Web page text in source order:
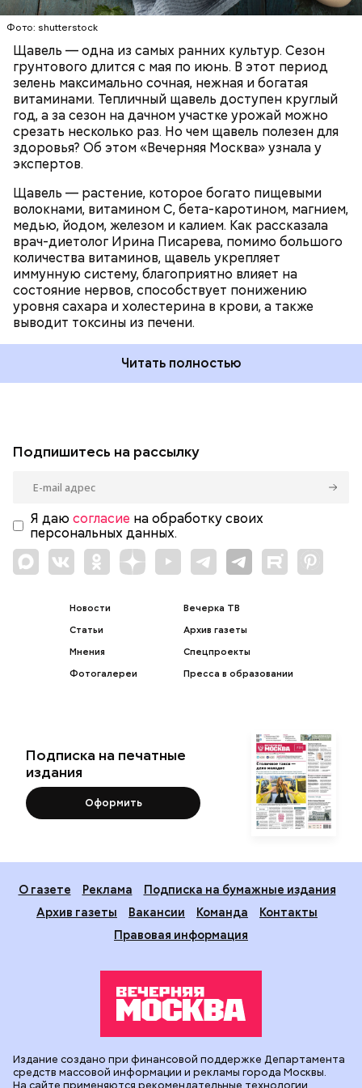
Фото: shutterstock
Щавель — одна из самых ранних культур. Сезон
грунтового длится с мая по июнь. В этот период
зелень максимально сочная, нежная и богатая
витаминами. Тепличный щавель доступен круглый
год, а за сезон на дачном участке урожай можно
срезать несколько раз. Но чем щавель полезен для
здоровья? Об этом «Вечерняя Москва» узнала у
экспертов.
Щавель — растение, которое богато пищевыми
волокнами, витамином С, бета-каротином, магнием,
медью, йодом, железом и калием. Как рассказала
врач-диетолог Ирина Писарева, помимо большого
количества витаминов, щавель укрепляет
иммунную систему, благоприятно влияет на
состояние нервов, способствует понижению
уровня сахара и холестерина в крови, а также
выводит токсины из печени.
содержит большое количество щавелевой кислоты,
которая может способствовать образованию
Читать полностью
ЗДОРОВЬЕ ВРАЧИ
РАСТЕНИЯ
ПРОДУКТЫ
Подпишитесь на рассылку
Я даю согласие на обработку своих
персональных данных.
Новости
Статьи
Мнения
Фотогалереи
Вечерка ТВ
Архив газеты
Спецпроекты
Пресса в образовании
Подписка на печатные
издания
Оформить
О газете Реклама
Подписка на бумажные издания
Архив газеты
Вакансии Команда
Контакты
Правовая информация
Издание создано при финансовой поддержке Департамента
средств массовой информации и рекламы города Москвы.
На сайте применяются рекомендательные технологии